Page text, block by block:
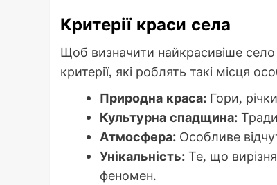
Критерії краси села
Щоб визначити найкрасивіше село
критерії, які роблять такі місця
Природна краса: Гори,
Культурна спадщина:
Атмосфера: Особливе
Унікальність: Те, що
феномен.